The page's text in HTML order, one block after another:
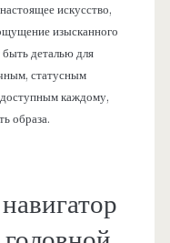
искусство,
изысканного
деталью для
статусным
каждому,
образа.